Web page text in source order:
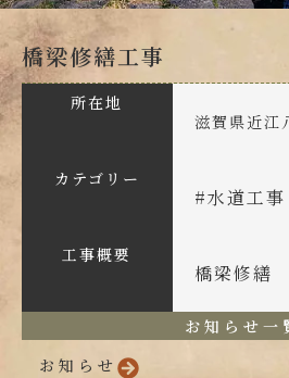
橋梁修繕工事
所在地
滋賀県近江
カテゴリー
#水道工
工事概要
橋梁修繕
お知らせ一
お知らせ